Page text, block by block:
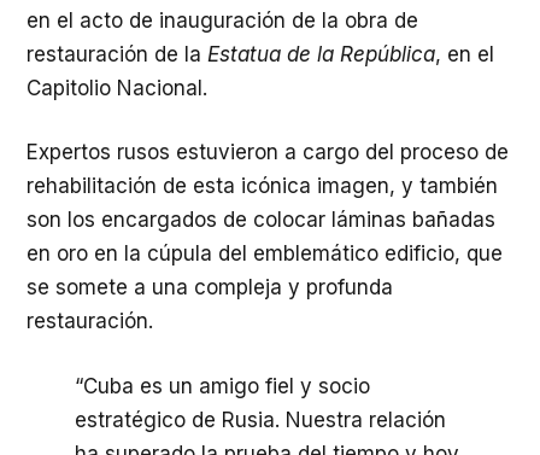
en el acto de inauguración de la obra de
restauración de la Estatua de la República, en el
Capitolio Nacional.
Expertos rusos estuvieron a cargo del proceso de
rehabilitación de esta icónica imagen, y también
son los encargados de colocar láminas bañadas
en oro en la cúpula del emblemático edificio, que
se somete a una compleja y profunda
restauración.
“Cuba es un amigo fiel y socio
estratégico de Rusia. Nuestra relación